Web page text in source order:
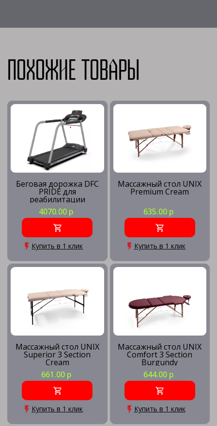
Похожие товары
Беговая дорожка DFC
PRIDE для
реабилитации
4070.00 р
Купить в 1 клик
Массажный стол UNIX
Premium Cream
635.00 р
Купить в 1 клик
Массажный стол UNIX
Superior 3 Section
Cream
661.00 р
Купить в 1 клик
Массажный стол UNIX
Comfort 3 Section
Burgundy
644.00 р
Купить в 1 клик